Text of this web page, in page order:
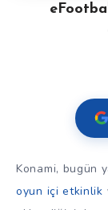
Konami, bugün
oyun içi etkinlik